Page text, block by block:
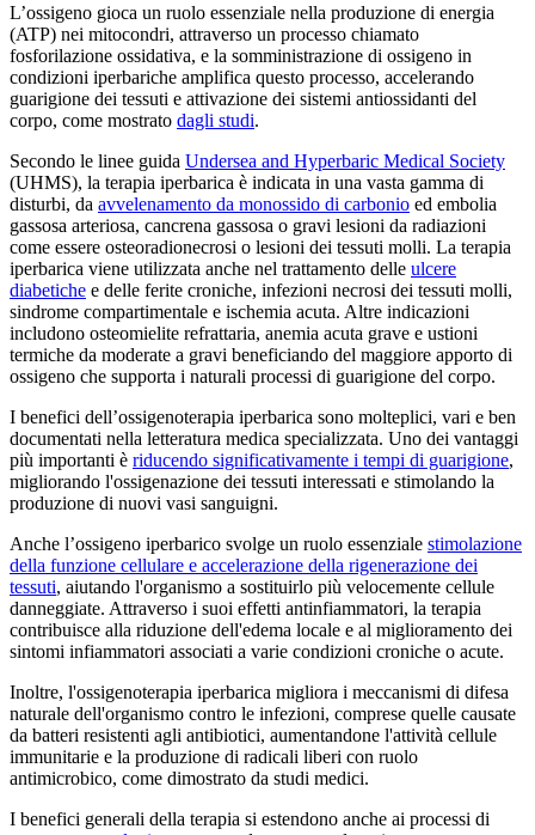
L’ossigeno gioca un ruolo essenziale nella produzione di energia
(ATP) nei mitocondri, attraverso un processo chiamato
fosforilazione ossidativa, e la somministrazione di ossigeno in
condizioni iperbariche amplifica questo processo, accelerando
guarigione dei tessuti e attivazione dei sistemi antiossidanti del
corpo, come mostrato dagli studi.
Secondo le linee guida Undersea and Hyperbaric Medical Society
(UHMS), la terapia iperbarica è indicata in una vasta gamma di
disturbi, da avvelenamento da monossido di carbonio ed embolia
gassosa arteriosa, cancrena gassosa o gravi lesioni da radiazioni
come essere osteoradionecrosi o lesioni dei tessuti molli. La terapia
iperbarica viene utilizzata anche nel trattamento delle ulcere
diabetiche e delle ferite croniche, infezioni necrosi dei tessuti molli,
sindrome compartimentale e ischemia acuta. Altre indicazioni
includono osteomielite refrattaria, anemia acuta grave e ustioni
termiche da moderate a gravi beneficiando del maggiore apporto di
ossigeno che supporta i naturali processi di guarigione del corpo.
I benefici dell’ossigenoterapia iperbarica sono molteplici, vari e ben
documentati nella letteratura medica specializzata. Uno dei vantaggi
più importanti è riducendo significativamente i tempi di guarigione,
migliorando l'ossigenazione dei tessuti interessati e stimolando la
produzione di nuovi vasi sanguigni.
Anche l’ossigeno iperbarico svolge un ruolo essenziale stimolazione
della funzione cellulare e accelerazione della rigenerazione dei
tessuti, aiutando l'organismo a sostituirlo più velocemente cellule
danneggiate. Attraverso i suoi effetti antinfiammatori, la terapia
contribuisce alla riduzione dell'edema locale e al miglioramento dei
sintomi infiammatori associati a varie condizioni croniche o acute.
Inoltre, l'ossigenoterapia iperbarica migliora i meccanismi di difesa
naturale dell'organismo contro le infezioni, comprese quelle causate
da batteri resistenti agli antibiotici, aumentandone l'attività cellule
immunitarie e la produzione di radicali liberi con ruolo
antimicrobico, come dimostrato da studi medici.
I benefici generali della terapia si estendono anche ai processi di